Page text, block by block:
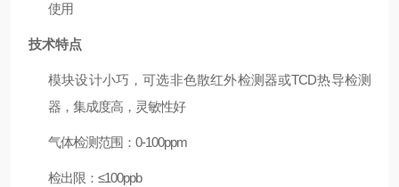
使用
技术特点
模块设计小巧，可选非色散红外检测器或TCD热导检测
器，集成度高，灵敏性好
气体检测范围：0-100ppm
检出限：≤100ppb